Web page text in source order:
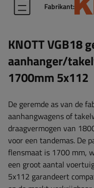
Fabrikant:
KNOTT VGB18
aanhanger/
1700mm 5x112
De geremde as van de
aanhangwagens of
draagvermogen van
voor een tandemas. De
flensmaat is ​​1700 mm,
een groot aantal
5x112 garandeert